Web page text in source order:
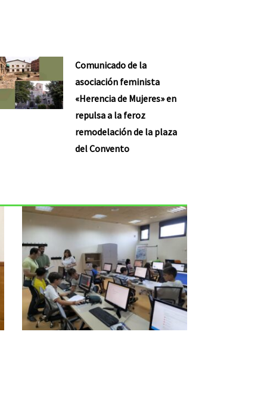
Comunicado de la
asociación feminista
«Herencia de Mujeres» en
repulsa a la feroz
remodelación de la plaza
del Convento